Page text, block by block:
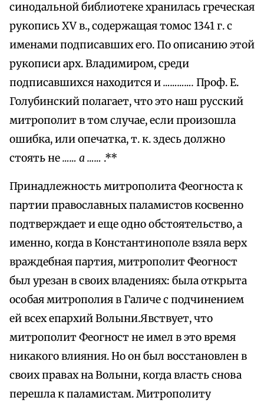
синодальной библиотеке хранилась греческая
рукопись XV в., содержащая томос 1341 г. с
именами подписавших его. По описанию этой
рукописи арх. Владимиром, среди
подписавшихся находится и…………. Проф. Е.
Голубинский полагает, что это наш русский
митрополит в том случае, если произошла
ошибка, или опечатка, т. к. здесь должно
стоять не…… а …… .**
Принадлежность митрополита Феогноста к
партии православных паламистов косвенно
подтверждает и еще одно обстоятельство, а
именно, когда в Константинополе взяла верх
враждебная партия, митрополит Феогност
был урезан в своих владениях: была открыта
особая митрополия в Галиче с подчинением
ей всех епархий Волыни.Явствует, что
митрополит Феогност не имел в это время
никакого влияния. Но он был восстановлен в
своих правах на Волыни, когда власть снова
перешла к паламистам. Митрополиту